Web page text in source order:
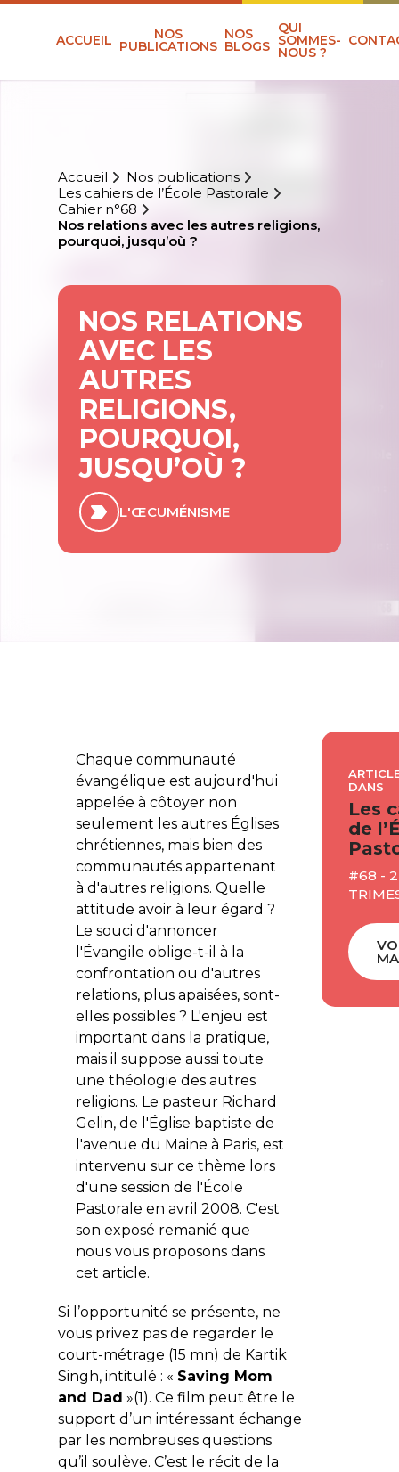
ACCUEIL NOS
PUBLICATIONS
NOS
BLOGS
QUI
SOMMES-
NOUS ?
Accueil
Nos publications
Les cahiers de l’École Pastorale
Cahier n°68
Nos relations avec les autres religions,
pourquoi, jusqu’où ?
NOS RELATIONS
AVEC LES
AUTRES
RELIGIONS,
POURQUOI,
JUSQU’OÙ ?
L'ŒCUMÉNISME
Chaque communauté
évangélique est aujourd'hui
appelée à côtoyer non
seulement les autres Églises
chrétiennes, mais bien des
communautés appartenant
à d'autres religions. Quelle
attitude avoir à leur égard ?
Le souci d'annoncer
l'Évangile oblige-t-il à la
confrontation ou d'autres
relations, plus apaisées, sont-
elles possibles ? L'enjeu est
important dans la pratique,
mais il suppose aussi toute
une théologie des autres
religions. Le pasteur Richard
Gelin, de l'Église baptiste de
l'avenue du Maine à Paris, est
intervenu sur ce thème lors
d'une session de l'École
Pastorale en avril 2008. C'est
son exposé remanié que
nous vous proposons dans
cet article.
Si l’opportunité se présente, ne
vous privez pas de regarder le
court-métrage (15 mn) de Kartik
Singh, intitulé : « Saving Mom
and Dad »(1). Ce film peut être le
support d’un intéressant échange
par les nombreuses questions
qu’il soulève. C’est le récit de la
DANS
Les
de
#68 -